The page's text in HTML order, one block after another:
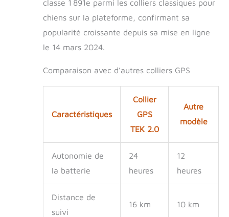
classe 1 891e parmi les colliers classiques pour
chiens sur la plateforme, confirmant sa
popularité croissante depuis sa mise en ligne
le 14 mars 2024.
Comparaison avec d’autres colliers GPS
Caractéristiques
Collier
GPS
TEK 2.0
Autre
modèle
Autonomie de
la batterie
24
heures
12
heures
Distance de
suivi
16 km 10 km